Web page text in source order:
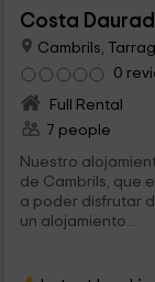
Costa
Cambrils,
0
Full Rental
7 people
Nuestro
de Cambrils, que
a poder disfrutar
un alojamiento...